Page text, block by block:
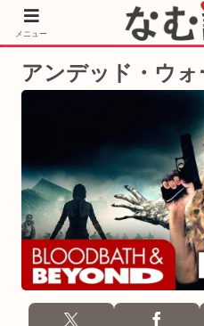
［PR］Prime Video もっと
アンデッド・ウォ
メニュー